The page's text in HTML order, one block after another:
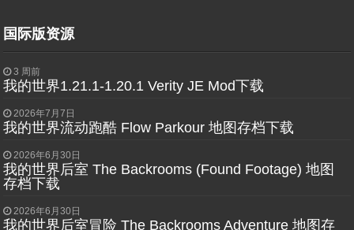
国际版资源
3 周前
我的世界1.21.1-1.20.1 Verity JE Mod下载
2026年7月7日
我的世界流动跑酷 Flow Parkour 地图存档下载
2026年6月30日
我的世界后室 The Backrooms (Found Footage) 地图
存档下载
2026年6月30日
我的世界后室冒险 The Backrooms Adventure 地图存